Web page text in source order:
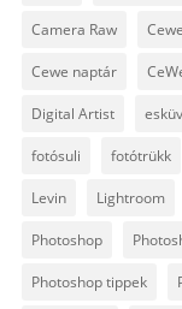
Camera Raw
Cewe naptár
Digital Artist
fotósuli fotótrükk
Levin Lightroom
Photoshop
Photoshop tippek